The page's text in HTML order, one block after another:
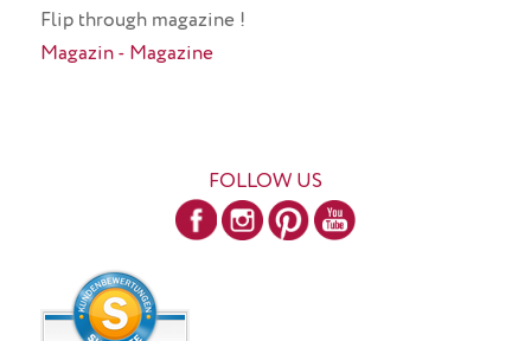
Flip through magazine !
Magazin - Magazine
FOLLOW US